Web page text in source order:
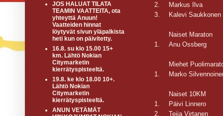
2.
Markus Ilva
3.
Kalevi Saukkonen
Naiset Maraton
1.
Anu Ossberg
Miehet
1.
Marko
Naiset 10KM
1.
Päivi Linnero
2.
Teija Virtanen
JOS HALUAT TILATA
TEAMIN VAATTEITA, ota
yhteyttä Anuun!
Vaatteiden hinnat
löytyvät sivun yläpalkista
heti kun on päivitetty.
16.8. su klo 15.00 15+
km. Lähtö Nokian
Citymarketin
kierrätyspisteeltä.
19.8. ke klo 18.00 10+.
Lähtö Nokian
Citymarketin
kierrätyspisteeltä.
ANUN VETÄMÄT